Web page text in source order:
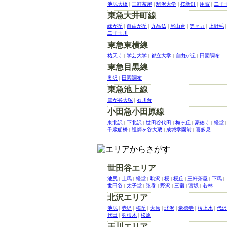
池尻大橋 | 三軒茶屋 | 駒沢大学 | 桜新町 | 用賀 | 二子
東急大井町線
緑が丘 | 自由が丘 | 九品仏 | 尾山台 | 等々力 | 上野毛 |
二子玉川
東急東横線
祐天寺 | 学芸大学 | 都立大学 | 自由が丘 | 田園調布
東急目黒線
奥沢 | 田園調布
東急池上線
雪が谷大塚 | 石川台
小田急小田原線
東北沢 | 下北沢 | 世田谷代田 | 梅ヶ丘 | 豪徳寺 | 経堂 |
千歳船橋 | 祖師ヶ谷大蔵 | 成城学園前 | 喜多見
世田谷エリア
池尻 | 上馬 | 経堂 | 駒沢 | 桜 | 桜丘 | 三軒茶屋 | 下馬 |
世田谷 | 太子堂 | 弦巻 | 野沢 | 三宿 | 宮坂 | 若林
北沢エリア
池尻 | 赤堤 | 梅丘 | 大原 | 北沢 | 豪徳寺 | 桜上水 | 代沢
代田 | 羽根木 | 松原